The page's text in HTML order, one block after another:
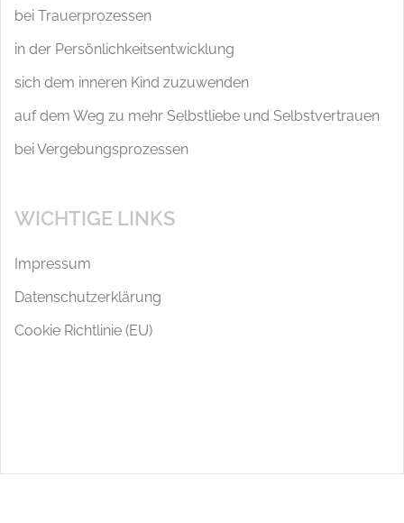
bei Trauerprozessen
in der Persönlichkeitsentwicklung
sich dem inneren Kind zuzuwenden
auf dem Weg zu mehr Selbstliebe und Selbstvertrauen
bei Vergebungsprozessen
WICHTIGE LINKS
Impressum
Datenschutzerklärung
Cookie Richtlinie (EU)